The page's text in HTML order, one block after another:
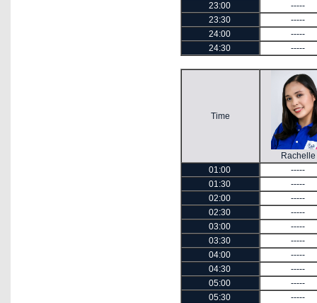
23:00
-----
23:30
-----
24:00
-----
24:30
-----
Time
Rachelle
01:00
-----
01:30
-----
02:00
-----
02:30
-----
03:00
-----
03:30
-----
04:00
-----
04:30
-----
05:00
-----
05:30
-----